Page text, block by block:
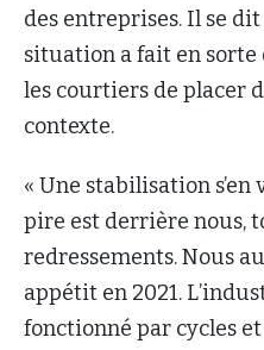
des entreprises. Il se
situation a fait en
les courtiers de placer
contexte.
« Une stabilisation s’en
pire est derrière nous,
redressements. Nous
appétit en 2021.
fonctionné par cycles